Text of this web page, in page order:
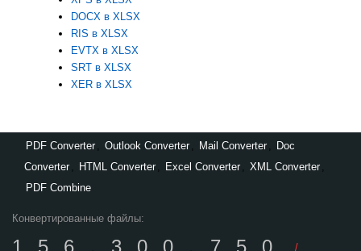
DOCX в XLSX
RIS в XLSX
EVTX в XLSX
SRT в XLSX
XER в XLSX
PDF Converter Outlook Converter Mail Converter
Doc
Converter
HTML Converter Excel Converter XML Converter
PDF Combine
Конвертированные файлы:
/